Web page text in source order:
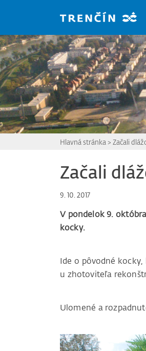
Hlavná stránka > Začali
Začali
9. 10. 2017
V pondelok 9.
kocky.
Ide o pôvodné
u zhotoviteľa
Ulomené a